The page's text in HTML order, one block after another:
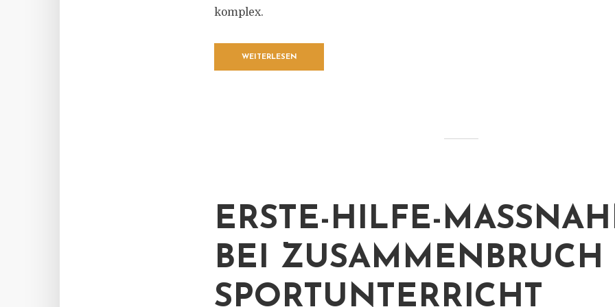
komplex.
WEITERLESEN
ERSTE-HILFE-
EI ZUSAMMENBRUCH
PORTUNTERRICHT